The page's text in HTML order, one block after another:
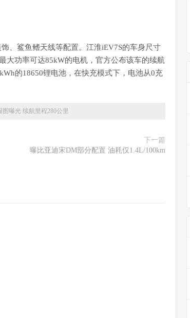
、鲨鱼鳍天线等配置。江淮iEV7S的车身尺寸
大功率可达85kW的电机，官方公布该车的续航
的18650锂电池，在快充模式下，电池从0充
图曝光 续航里程280公里
下一篇
曝比亚迪宋DM部分配置 油耗仅1.4L/100km